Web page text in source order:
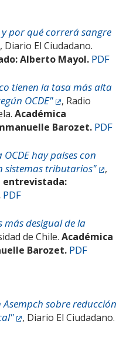
y por qué correrá sangre
, Diario El Ciudadano.
Alberto Mayol. PDF
tienen la tasa más alta
OCDE"
, Radio
Académica
Barozet. PDF
hay países con
sistemas tributarios"
,
entrevistada:
PDF
más desigual de la
de Chile. Académica
Barozet. PDF
sobre reducción
, Diario El Ciudadano.